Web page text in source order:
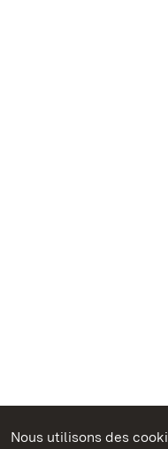
Nous utilisons des